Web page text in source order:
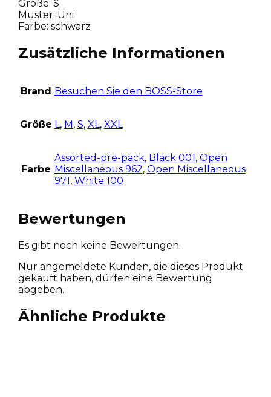
Größe: S
Muster: Uni
Farbe: schwarz
Zusätzliche Informationen
Brand Besuchen Sie den BOSS-Store
Größe L, M , S, XL, XXL
Farbe
Assorted-pre-pack, Black 001 , Open
Miscellaneous 962, Open Miscellaneous
971 , White 100
Bewertungen
Es gibt noch keine Bewertungen.
Nur angemeldete Kunden, die dieses Produkt
gekauft haben, dürfen eine Bewertung
abgeben.
Ähnliche Produkte